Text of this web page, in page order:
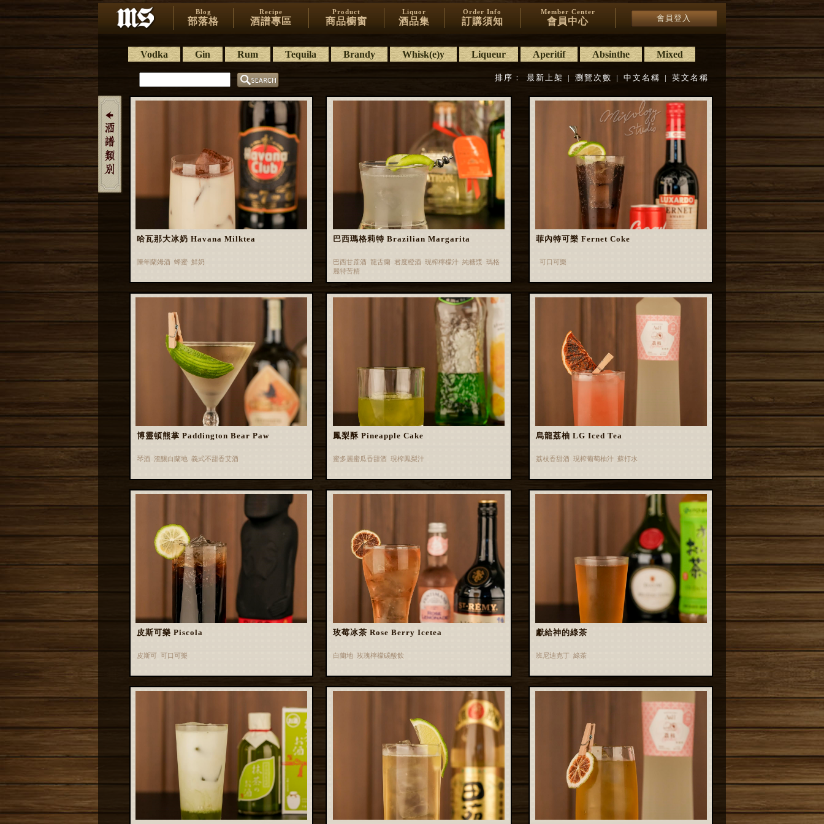
Blog
部落格
Recipe
酒譜專區
Product
商品櫥窗
Liquor
酒品集
Order Info
訂購須知
Member Center
會員中心 會員登入
Vodka Gin Rum Tequila Brandy Whisk(e)y Liqueur Aperitif Absinthe Mixed
排序： 最新上架 | 瀏覽次數 | 中文名稱 | 英文名稱
哈瓦那大冰奶 Havana Milktea
陳年蘭姆酒 蜂蜜 鮮奶
巴西瑪格莉特 Brazilian Margarita
巴西甘蔗酒 龍舌蘭 君度橙酒 現榨檸檬汁 純糖漿 瑪格
麗特苦精
菲內特可樂 Fernet Coke
可口可樂
博靈頓熊掌 Paddington Bear Paw
琴酒 渣釀白蘭地 義式不甜香艾酒
鳳梨酥 Pineapple Cake
蜜多麗蜜瓜香甜酒 現榨鳳梨汁
烏龍荔柚 LG Iced Tea
荔枝香甜酒 現榨葡萄柚汁 蘇打水
皮斯可樂 Piscola
皮斯可 可口可樂
玫莓冰茶 Rose Berry Icetea
白蘭地 玫瑰檸檬碳酸飲
獻給神的綠茶
班尼迪克丁 綠茶